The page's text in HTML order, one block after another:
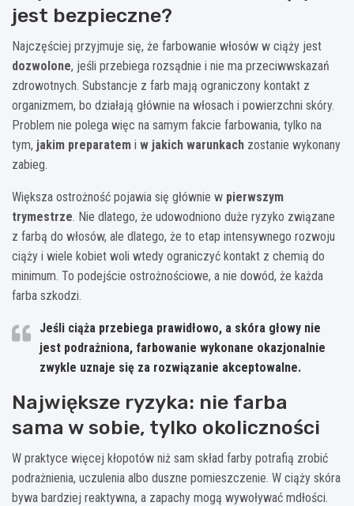
jest bezpieczne?
Najczęściej przyjmuje się, że farbowanie włosów w ciąży jest
dozwolone, jeśli przebiega rozsądnie i nie ma przeciwwskazań
zdrowotnych. Substancje z farb mają ograniczony kontakt z
organizmem, bo działają głównie na włosach i powierzchni skóry.
Problem nie polega więc na samym fakcie farbowania, tylko na
tym, jakim preparatem i w jakich warunkach zostanie wykonany
zabieg.
Większa ostrożność pojawia się głównie w pierwszym
trymestrze. Nie dlatego, że udowodniono duże ryzyko związane
z farbą do włosów, ale dlatego, że to etap intensywnego rozwoju
ciąży i wiele kobiet woli wtedy ograniczyć kontakt z chemią do
minimum. To podejście ostrożnościowe, a nie dowód, że każda
farba szkodzi.
Jeśli ciąża przebiega prawidłowo, a skóra głowy nie
jest podrażniona, farbowanie wykonane okazjonalnie
zwykle uznaje się za rozwiązanie akceptowalne.
Największe ryzyka: nie farba
sama w sobie, tylko okoliczności
W praktyce więcej kłopotów niż sam skład farby potrafią zrobić
podrażnienia, uczulenia albo duszne pomieszczenie. W ciąży skóra
bywa bardziej reaktywna, a zapachy mogą wywoływać mdłości.